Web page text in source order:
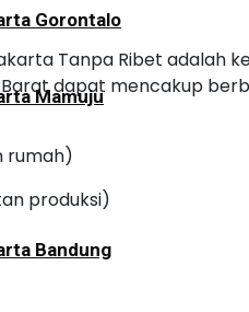
Gorontalo
Mamuju
Bandung
Tanpa Ribet adalah
dapat mencakup
rumah)
produksi)